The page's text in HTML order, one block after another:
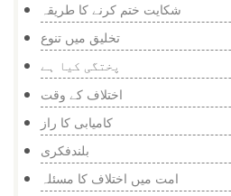
شکایت ختم کرنے کا طریقہ
تخلیق میں تنوع
پختگی کیا ہے
اختلاف کے وقت
کامیابی کا راز
بلندفکری
امت میں اختلاف کا مسئلہ